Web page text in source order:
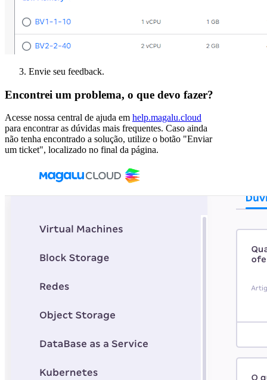
Envie seu feedback.
Encontrei um problema, o que devo fazer?
Acesse nossa central de ajuda em help.magalu.cloud
para encontrar as dúvidas mais frequentes. Caso ainda
não tenha encontrado a solução, utilize o botão "Enviar
um ticket", localizado no final da página.